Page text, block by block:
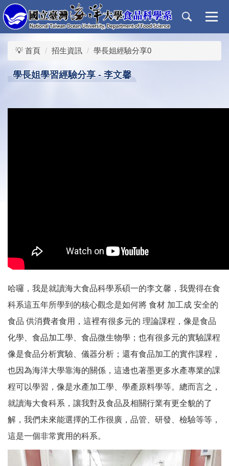
跳
到
主
要
💡 首頁 招生資訊 學長姐經驗分享0
學長姐學習經驗分享 - 李文馨
哈囉，我是就讀海大食品科學系碩一的李文馨，我覺得在食
科系這五年所學到的核心觀念是如何將 食材 加工成 安全的
食品 供消費者食用，這裡有很多元的 理論課程，像是食品
化學、食品加工學、食品微生物學；也有很多元的實驗課程
像是食品分析實驗、儀器分析；還有食品加工的實作課程，
也因為海洋大學靠海的關係，這邊也著墨更多水產專業的課
程可以學習，像是水產加工學、學產原料學等。總而言之，
就讀海大食科系，讓我對及食品及相關行業有更全貌的了
解，我們未來能選擇的工作很廣，品管、研發、檢驗等等，
這是一個非常實用的科系。